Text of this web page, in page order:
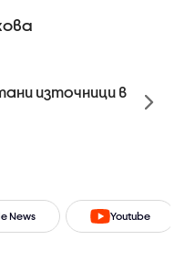
източници в
News Youtube